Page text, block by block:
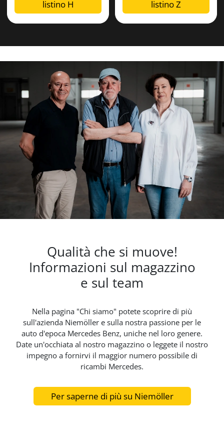
listino H listino Z
Qualità che si muove!
Informazioni sul magazzino
e sul team
Nella pagina "Chi siamo" potete scoprire di più
sull'azienda Niemöller e sulla nostra passione per le
auto d'epoca Mercedes Benz, uniche nel loro genere.
Date un'occhiata al nostro magazzino o leggete il nostro
impegno a fornirvi il maggior numero possibile di
ricambi Mercedes.
Per saperne di più su Niemöller